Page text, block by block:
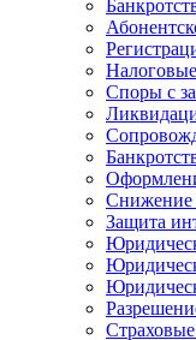
Споры с
Снижение
Защита